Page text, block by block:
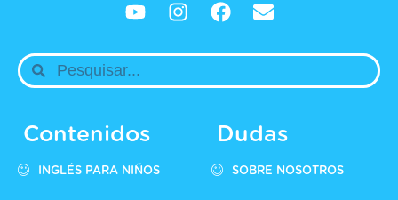
Contenidos
INGLÉS PARA NIÑOS
Dudas
SOBRE NOSOTROS